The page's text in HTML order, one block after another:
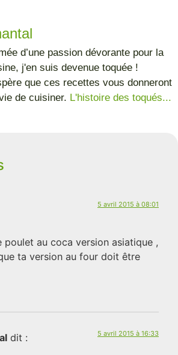
d’une passion dévorante pour la
j'en suis devenue toquée !
que ces recettes vous donneront
de cuisiner. L'histoire des toqués...
5 avril 2015 à 08:01
poulet au coca version asiatique ,
ta version au four doit être
dit : 5 avril 2015 à 16:33